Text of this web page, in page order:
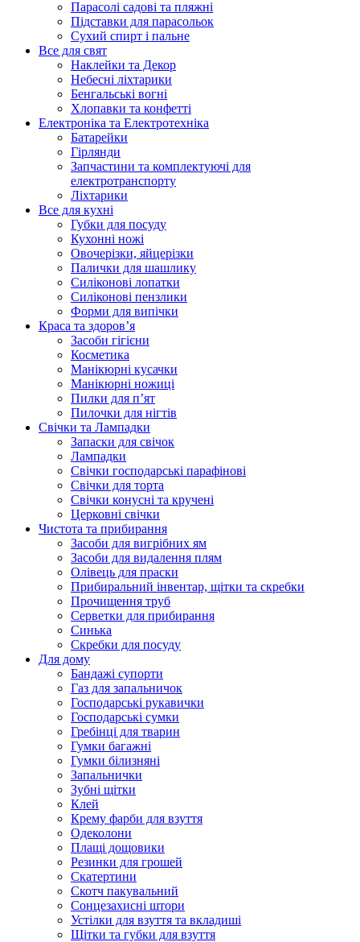
Парасолі садові та пляжні
Підставки для парасольок
Сухий спирт і пальне
Все для свят
Наклейки та Декор
Небесні ліхтарики
Бенгальські вогні
Хлопавки та конфетті
Електроніка та Електротехніка
Батарейки
Гірлянди
Запчастини та комплектуючі для
електротранспорту
Ліхтарики
Все для кухні
Губки для посуду
Кухонні ножі
Овочерізки, яйцерізки
Палички для шашлику
Силіконові лопатки
Силіконові пензлики
Форми для випічки
Краса та здоров’я
Засоби гігієни
Косметика
Манікюрні кусачки
Манікюрні ножиці
Пилки для п’ят
Пилочки для нігтів
Свічки та Лампадки
Запаски для свічок
Лампадки
Свічки господарські парафінові
Свічки для торта
Свічки конусні та кручені
Церковні свічки
Чистота та прибирання
Засоби для вигрібних ям
Засоби для видалення плям
Олівець для праски
Прибиральний інвентар, щітки та скребки
Прочищення труб
Серветки для прибирання
Синька
Скребки для посуду
Для дому
Бандажі супорти
Газ для запальничок
Господарські рукавички
Господарські сумки
Гребінці для тварин
Гумки багажні
Гумки білизняні
Запальнички
Зубні щітки
Клей
Крему фарби для взуття
Одеколони
Плащі дощовики
Резинки для грошей
Скатертини
Скотч пакувальний
Сонцезахисні штори
Устілки для взуття та вкладиші
Щітки та губки для взуття